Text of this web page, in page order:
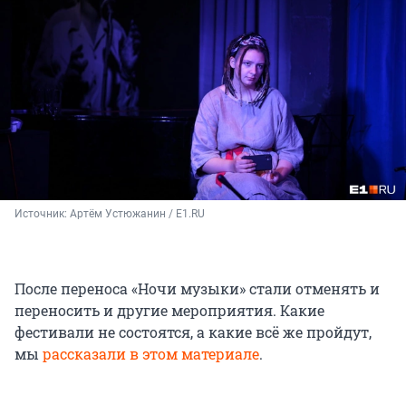
Источник: Артём Устюжанин / E1.RU
После переноса «Ночи музыки» стали отменять и
переносить и другие мероприятия. Какие
фестивали не состоятся, а какие всё же пройдут,
мы рассказали в этом материале.